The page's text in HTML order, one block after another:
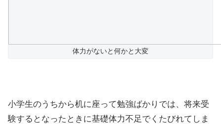
体力がないと何かと大変
小学生のうちから机に座って勉強ばかりでは、将来受
験するとなったときに基礎体力不足でくたびれてしま